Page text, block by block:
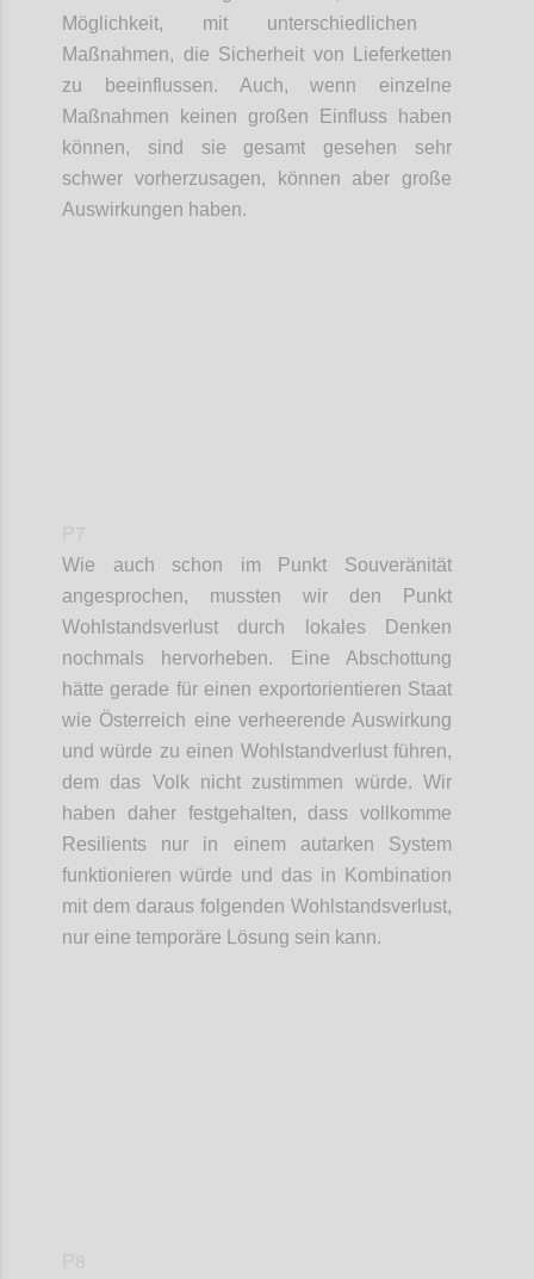
Möglichkeit, mit unterschiedlichen
Maßnahmen, die Sicherheit von
Lieferketten
zu beeinflussen. Auch, wenn einzelne
Maßnahmen keinen großen Einfluss haben
können, sind sie gesamt gesehen
sehr
schwer vorherzusagen, können aber große
Auswirkungen haben.
Wie auch schon im Punkt Souveränität
angesprochen, mussten wir den
Punkt
Wohlstandsverlust durch lokales Denken
nochmals
hervorheben. Eine Abschottung
hätte gerade für einen exportorientieren Staat
wie Österreich eine verheerende Auswirkung
und würde zu einen Wohlstandverlust führen,
dem das Volk nicht zustimmen würde. Wir
haben daher festgehalten, dass vollkomme
Resilients nur in einem autarken System
funktionieren würde und das in Kombination
mit dem daraus folgenden Wohlstandsverlust,
nur eine temporäre Lösung sein kann.